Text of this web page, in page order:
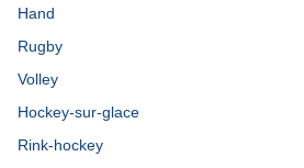
Hand
Rugby
Volley
Hockey-sur-glace
Rink-hockey